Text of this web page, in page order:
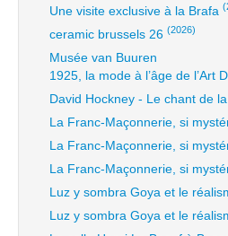
Une visite exclusive à la Brafa
ceramic brussels 26 (2026)
Musée van Buuren
1925, la mode à l’âge de l’Art
David Hockney - Le chant de
La Franc-Maçonnerie, si
La Franc-Maçonnerie, si
La Franc-Maçonnerie, si
Luz y sombra Goya et le
Luz y sombra Goya et le